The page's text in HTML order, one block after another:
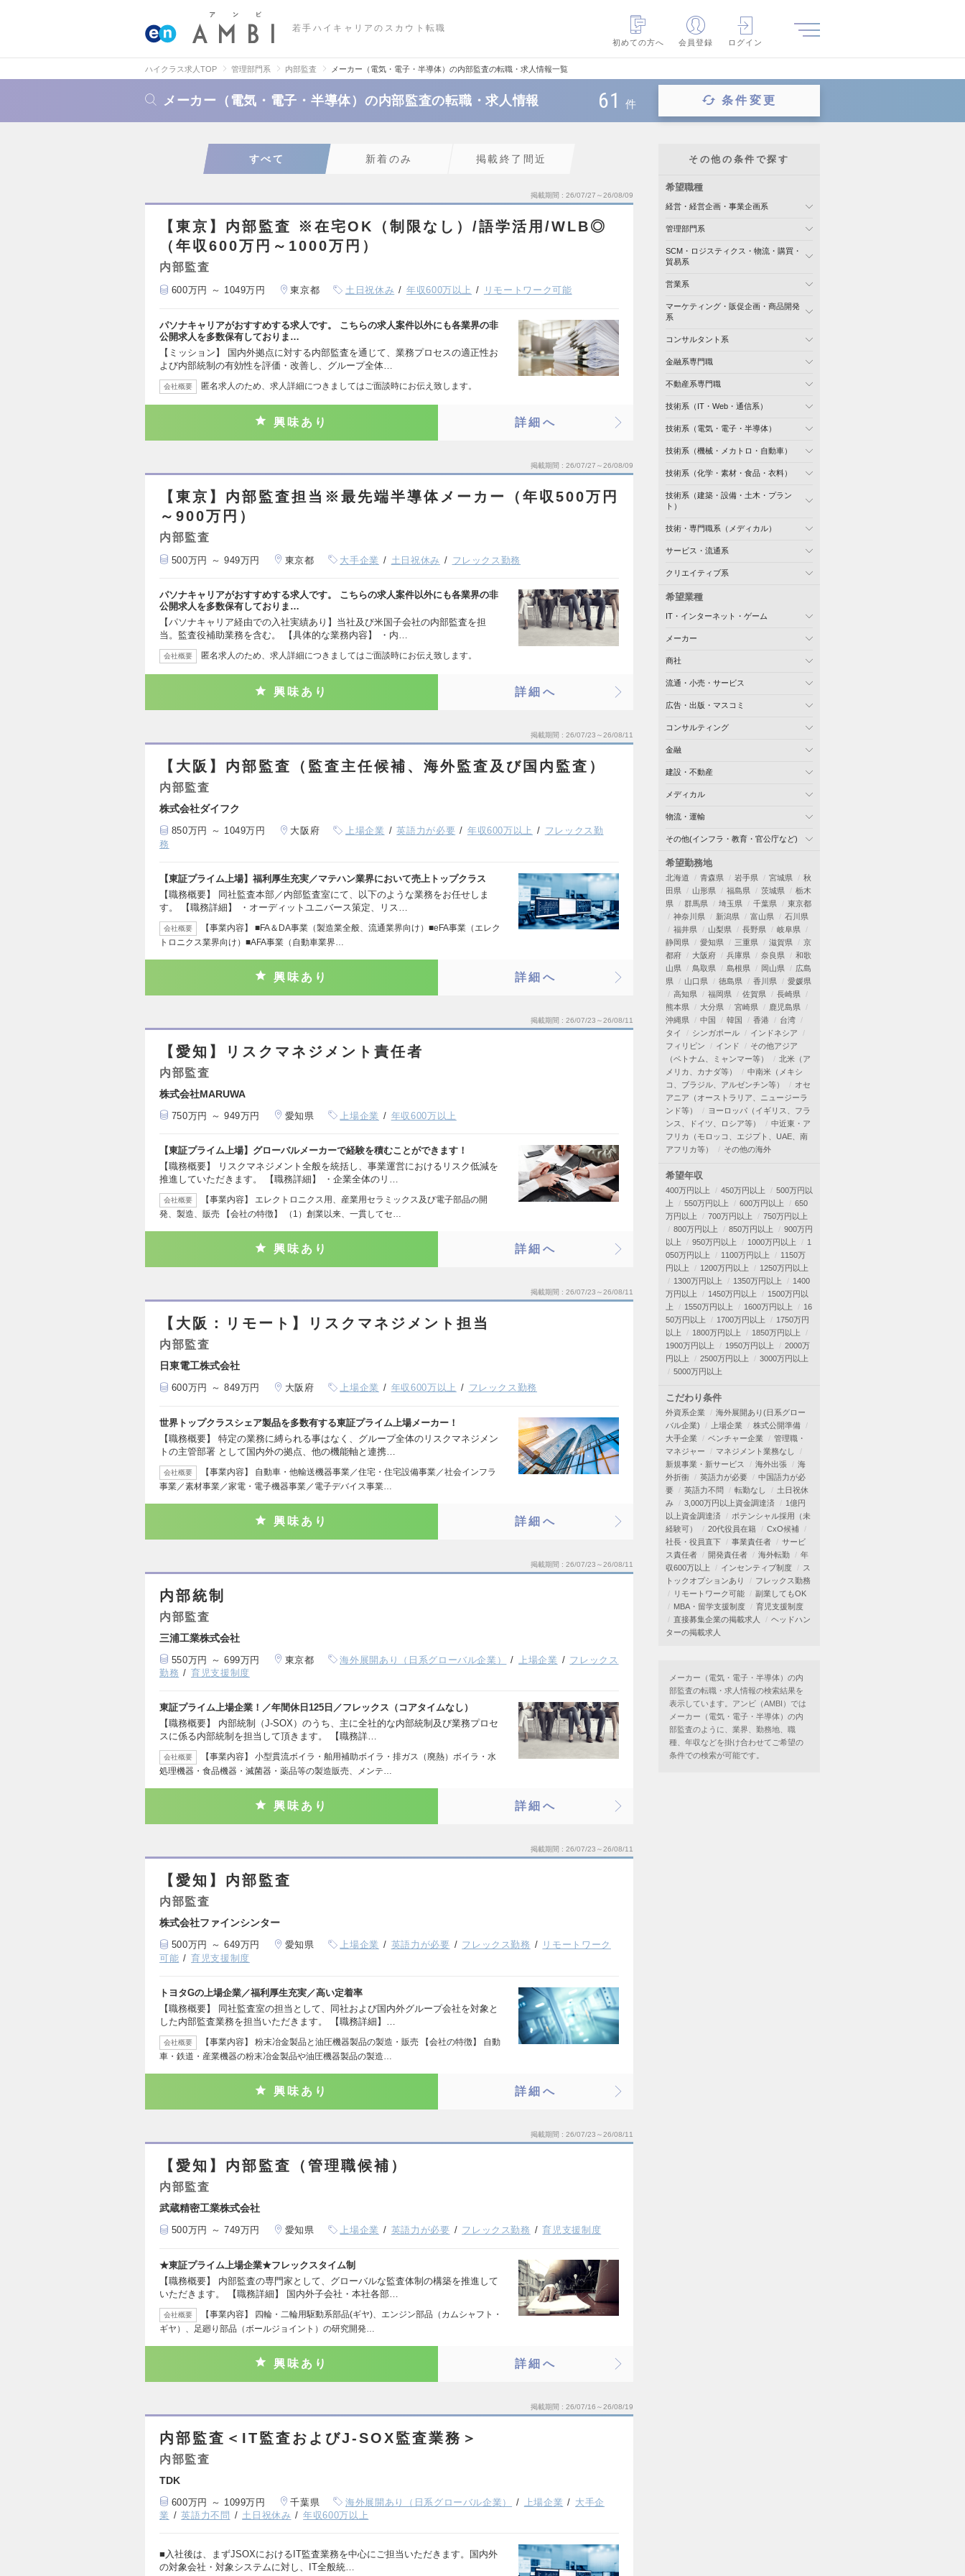
若手ハイキャリアのスカウト転職
初めての方へ
会員登録 ログイン
ハイクラス求人TOP 管理部門系 内部監査 メーカー（電気・電子・半導体）の内部監査の転職・求人情報一覧
メーカー（電気・電子・半導体）の内部監査の転職・求人情報 61 件 条件変更
すべて 新着のみ 掲載終了間近
掲載期間 26/07/27～26/08/09
【東京】内部監査 ※在宅OK（制限なし）/語学活用/WLB◎
（年収600万円～1000万円）
内部監査
600万円 ～ 1049万円 東京都 土日祝休み 年収600万以上 リモートワーク可能
パソナキャリアがおすすめする求人です。 こちらの求人案件以外にも各業界の非
公開求人を多数保有しておりま…
【ミッション】 国内外拠点に対する内部監査を通じて、業務プロセスの適正性お
よび内部統制の有効性を評価・改善し、グループ全体…
会社概要 匿名求人のため、求人詳細につきましてはご面談時にお伝え致します。
興味あり 詳細へ
掲載期間 26/07/27～26/08/09
【東京】内部監査担当※最先端半導体メーカー（年収500万円
～900万円）
内部監査
500万円 ～ 949万円 東京都 大手企業 土日祝休み フレックス勤務
パソナキャリアがおすすめする求人です。 こちらの求人案件以外にも各業界の非
公開求人を多数保有しておりま…
【パソナキャリア経由での入社実績あり】当社及び米国子会社の内部監査を担
当。監査役補助業務を含む。 【具体的な業務内容】 ・内…
会社概要 匿名求人のため、求人詳細につきましてはご面談時にお伝え致します。
興味あり 詳細へ
掲載期間 26/07/23～26/08/11
【大阪】内部監査（監査主任候補、海外監査及び国内監査）
内部監査
株式会社ダイフク
850万円 ～ 1049万円 大阪府 上場企業 英語力が必要 年収600万以上
フレックス勤
務
【東証プライム上場】福利厚生充実／マテハン業界において売上トップクラス
【職務概要】 同社監査本部／内部監査室にて、以下のような業務をお任せしま
す。 【職務詳細】 ・オーディットユニバース策定、リス…
会社概要
【事業内容】 ■FA＆DA事業（製造業全般、流通業界向け）■eFA事業（エレク
トロニクス業界向け）■AFA事業（自動車業界…
興味あり 詳細へ
掲載期間 26/07/23～26/08/11
【愛知】リスクマネジメント責任者
内部監査
株式会社MARUWA
750万円 ～ 949万円 愛知県 上場企業 年収600万以上
【東証プライム上場】グローバルメーカーで経験を積むことができます！
【職務概要】 リスクマネジメント全般を統括し、事業運営におけるリスク低減を
推進していただきます。 【職務詳細】 ・企業全体のリ…
会社概要
【事業内容】 エレクトロニクス用、産業用セラミックス及び電子部品の開
発、製造、販売 【会社の特徴】 （1）創業以来、一貫してセ…
興味あり 詳細へ
掲載期間 26/07/23～26/08/11
【大阪：リモート】リスクマネジメント担当
内部監査
日東電工株式会社
600万円 ～ 849万円 大阪府 上場企業 年収600万以上 フレックス勤務
世界トップクラスシェア製品を多数有する東証プライム上場メーカー！
【職務概要】 特定の業務に縛られる事はなく、グループ全体のリスクマネジメン
トの主管部署 として国内外の拠点、他の機能軸と連携…
会社概要
【事業内容】 自動車・他輸送機器事業／住宅・住宅設備事業／社会インフラ
事業／素材事業／家電・電子機器事業／電子デバイス事業…
興味あり 詳細へ
掲載期間 26/07/23～26/08/11
内部統制
内部監査
三浦工業株式会社
550万円 ～ 699万円 東京都 海外展開あり（日系グローバル企業） 上場企業
フレックス
勤務
育児支援制度
東証プライム上場企業！／年間休日125日／フレックス（コアタイムなし）
【職務概要】 内部統制（J-SOX）のうち、主に全社的な内部統制及び業務プロセ
スに係る内部統制を担当して頂きます。 【職務詳…
会社概要
【事業内容】 小型貫流ボイラ・舶用補助ボイラ・排ガス（廃熱）ボイラ・水
処理機器・食品機器・滅菌器・薬品等の製造販売、メンテ…
興味あり 詳細へ
掲載期間 26/07/23～26/08/11
【愛知】内部監査
内部監査
株式会社ファインシンター
500万円 ～ 649万円 愛知県 上場企業 英語力が必要 フレックス勤務
リモートワーク
可能
育児支援制度
トヨタGの上場企業／福利厚生充実／高い定着率
【職務概要】 同社監査室の担当として、同社および国内外グループ会社を対象と
した内部監査業務を担当いただきます。 【職務詳細】…
会社概要
【事業内容】 粉末冶金製品と油圧機器製品の製造・販売 【会社の特徴】 自動
車・鉄道・産業機器の粉末冶金製品や油圧機器製品の製造…
興味あり 詳細へ
掲載期間 26/07/23～26/08/11
【愛知】内部監査（管理職候補）
内部監査
武蔵精密工業株式会社
500万円 ～ 749万円 愛知県 上場企業 英語力が必要 フレックス勤務 育児支援制度
★東証プライム上場企業★フレックスタイム制
【職務概要】 内部監査の専門家として、グローバルな監査体制の構築を推進して
いただきます。 【職務詳細】 国内外子会社・本社各部…
会社概要
【事業内容】 四輪・二輪用駆動系部品(ギヤ)、エンジン部品（カムシャフト・
ギヤ）、足廻り部品（ボールジョイント）の研究開発…
興味あり 詳細へ
掲載期間 26/07/16～26/08/19
内部監査＜IT監査およびJ-SOX監査業務＞
内部監査
TDK
600万円 ～ 1099万円 千葉県 海外展開あり（日系グローバル企業） 上場企業
大手企
業
英語力不問 土日祝休み 年収600万以上
■入社後は、まずJSOXにおけるIT監査業務を中心にご担当いただきます。国内外
の対象会社・対象システムに対し、IT全般統…
その他の条件で探す
希望職種
経営・経営企画・事業企画系
管理部門系
SCM・ロジスティクス・物流・購買・
貿易系
営業系
マーケティング・販促企画・商品開発
系
コンサルタント系
金融系専門職
不動産系専門職
技術系（IT・Web・通信系）
技術系（電気・電子・半導体）
技術系（機械・メカトロ・自動車）
技術系（化学・素材・食品・衣料）
技術系（建築・設備・土木・プラン
ト）
技術・専門職系（メディカル）
サービス・流通系
クリエイティブ系
希望業種
IT・インターネット・ゲーム
メーカー
商社
流通・小売・サービス
広告・出版・マスコミ
コンサルティング
金融
建設・不動産
メディカル
物流・運輸
その他(インフラ・教育・官公庁など)
希望勤務地
北海道 青森県 岩手県 宮城県
秋
田県
山形県 福島県 茨城県
栃木
県
群馬県 埼玉県 千葉県
東京都
神奈川県
新潟県 富山県
石川県
福井県
山梨県 長野県
岐阜県
静岡県
愛知県 三重県 滋賀県
京
都府
大阪府 兵庫県 奈良県
和歌
山県
鳥取県 島根県 岡山県
広島
県
山口県 徳島県 香川県
愛媛県
高知県
福岡県 佐賀県
長崎県
熊本県
大分県 宮崎県
鹿児島県
沖縄県
中国 韓国 香港
台湾
タイ
シンガポール
インドネシア
フィリピン
インド
その他アジア
（ベトナム、ミャンマー等）
北米（ア
メリカ、カナダ等）
中南米（メキシ
コ、ブラジル、アルゼンチン等）
オセ
アニア（オーストラリア、ニュージーラ
ンド等）
ヨーロッパ（イギリス、フラ
ンス、ドイツ、ロシア等）
中近東・ア
フリカ（モロッコ、エジプト、UAE、南
アフリカ等）
その他の海外
希望年収
400万円以上 450万円以上
500万円以
上
550万円以上 600万円以上
650
万円以上
700万円以上
750万円以上
800万円以上
850万円以上
900万円
以上
950万円以上 1000万円以上
1
050万円以上
1100万円以上
1150万
円以上
1200万円以上
1250万円以上
1300万円以上
1350万円以上
1400
万円以上
1450万円以上
1500万円以
上
1550万円以上 1600万円以上
16
50万円以上
1700万円以上
1750万円
以上
1800万円以上
1850万円以上
1900万円以上
1950万円以上
2000万
円以上
2500万円以上
3000万円以上
5000万円以上
こだわり条件
外資系企業
海外展開あり(日系グロー
バル企業)
上場企業
株式公開準備
大手企業
ベンチャー企業
管理職・
マネジャー
マネジメント業務なし
新規事業・新サービス
海外出張
海
外折衝
英語力が必要
中国語力が必
要
英語力不問 転勤なし
土日祝休
み
3,000万円以上資金調達済
1億円
以上資金調達済
ポテンシャル採用（未
経験可）
20代役員在籍
CxO候補
社長・役員直下
事業責任者
サービ
ス責任者
開発責任者 海外転勤
年
収600万以上
インセンティブ制度
ス
トックオプションあり
フレックス勤務
リモートワーク可能
副業してもOK
MBA・留学支援制度
育児支援制度
直接募集企業の掲載求人
ヘッドハン
ターの掲載求人
メーカー（電気・電子・半導体）の内
部監査の転職・求人情報の検索結果を
表示しています。アンビ（AMBI）では
メーカー（電気・電子・半導体）の内
部監査のように、業界、勤務地、職
種、年収などを掛け合わせてご希望の
条件での検索が可能です。